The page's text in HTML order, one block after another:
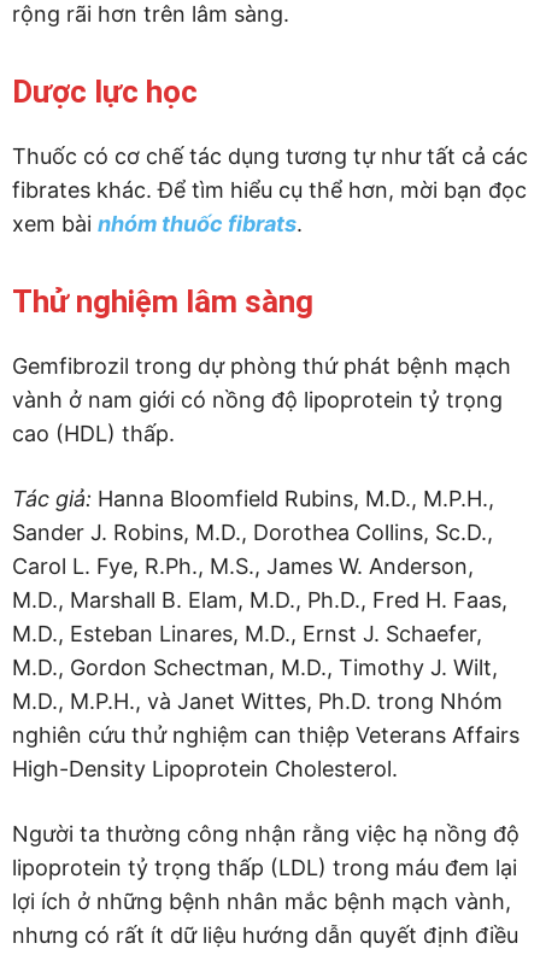
rộng rãi hơn trên lâm sàng.
Dược lực học
Thuốc có cơ chế tác dụng tương tự như tất cả các
fibrates khác. Để tìm hiểu cụ thể hơn, mời bạn đọc
xem bài nhóm thuốc fibrats.
Thử nghiệm lâm sàng
Gemfibrozil trong dự phòng thứ phát bệnh mạch
vành ở nam giới có nồng độ lipoprotein tỷ trọng
cao (HDL) thấp.
Tác giả: Hanna Bloomfield Rubins, M.D., M.P.H.,
Sander J. Robins, M.D., Dorothea Collins, Sc.D.,
Carol L. Fye, R.Ph., M.S., James W. Anderson,
M.D., Marshall B. Elam, M.D., Ph.D., Fred H. Faas,
M.D., Esteban Linares, M.D., Ernst J. Schaefer,
M.D., Gordon Schectman, M.D., Timothy J. Wilt,
M.D., M.P.H., và Janet Wittes, Ph.D. trong Nhóm
nghiên cứu thử nghiệm can thiệp Veterans Affairs
High-Density Lipoprotein Cholesterol.
Người ta thường công nhận rằng việc hạ nồng độ
lipoprotein tỷ trọng thấp (LDL) trong máu đem lại
lợi ích ở những bệnh nhân mắc bệnh mạch vành,
nhưng có rất ít dữ liệu hướng dẫn quyết định điều